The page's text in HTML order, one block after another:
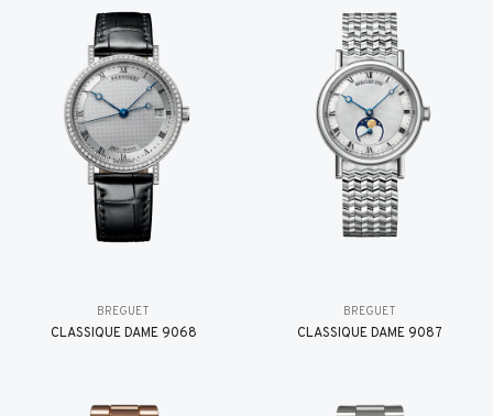
BREGUET
CLASSIQUE DAME 9068
BREGUET
CLASSIQUE DAME 9087